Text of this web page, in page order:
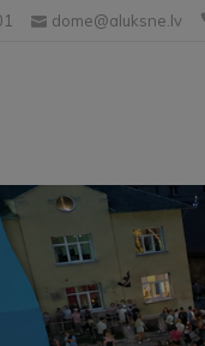
dome@aluksne.lv